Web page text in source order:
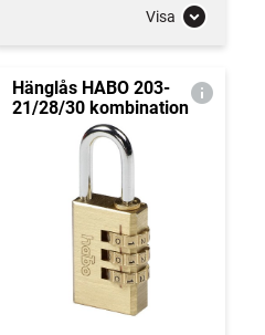
Visa
Hänglås HABO 203-
21/28/30 kombination